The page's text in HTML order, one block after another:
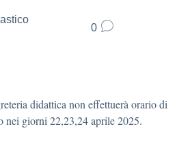
0
didattica non effettuerà orario di
nei giorni 22,23,24 aprile 2025.